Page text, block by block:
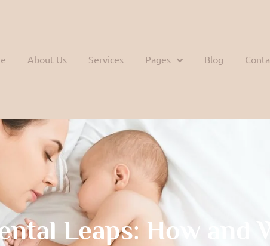
About Us Services Pages Blog
Leaps: How and